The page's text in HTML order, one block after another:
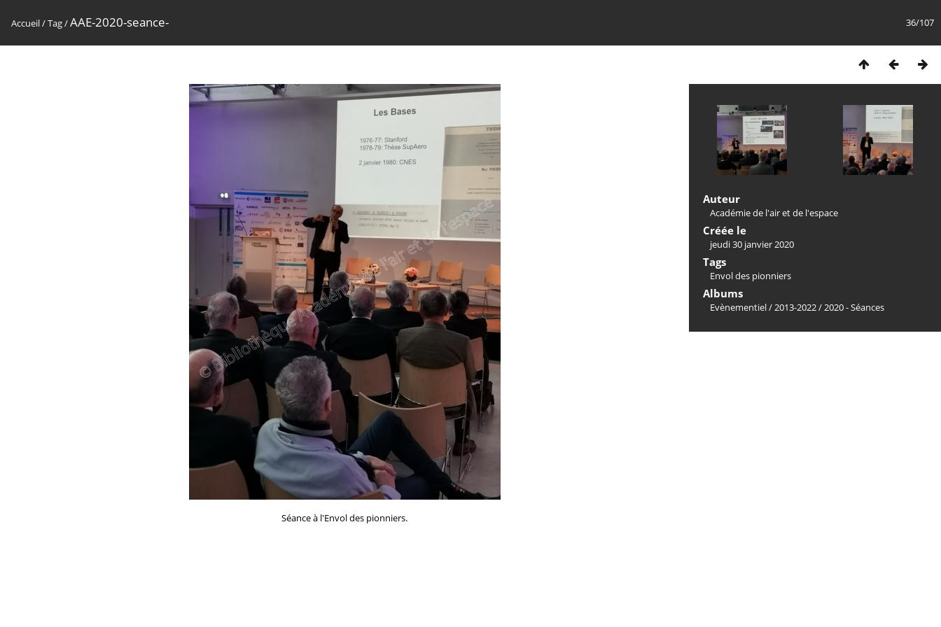
36/107
Accueil/Tag/AAE-2020-seance-
Séance à l'Envol des pionniers.
Auteur
Académie de l'air et de l'espace
Créée le
jeudi 30 janvier 2020
Tags
Envol des pionniers
Albums
Evènementiel/2013-2022/2020 - Séances